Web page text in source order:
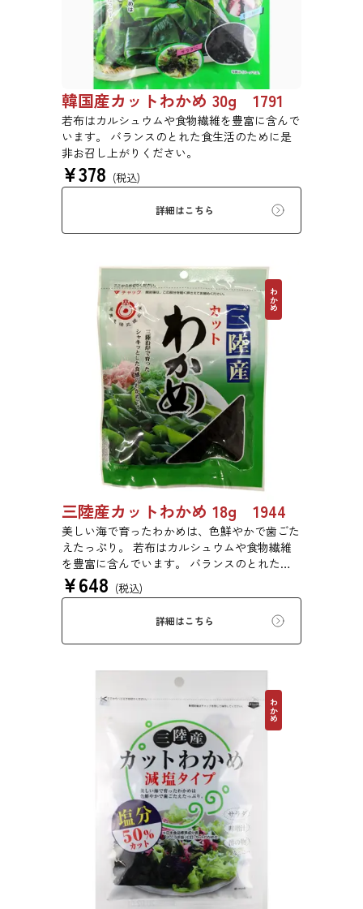
韓国産カットわかめ 30g 1791
若布はカルシュウムや食物繊維を豊富に含んで
います。 バランスのとれた食生活のために是
非お召し上がりください。
¥378 (税込)
詳細はこちら
わかめ
三陸産カットわかめ 18g 1944
美しい海で育ったわかめは、色鮮やかで歯ごた
えたっぷり。 若布はカルシュウムや食物繊維
を豊富に含んでいます。 バランスのとれた食
生活のために是非お召し上がりください。
¥648 (税込)
詳細はこちら
わかめ